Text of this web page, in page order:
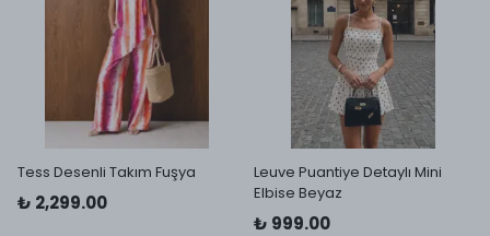
Tess Desenli Takım Fuşya
₺ 2,299.00
Leuve Puantiye Detaylı Mini
Elbise Beyaz
₺ 999.00